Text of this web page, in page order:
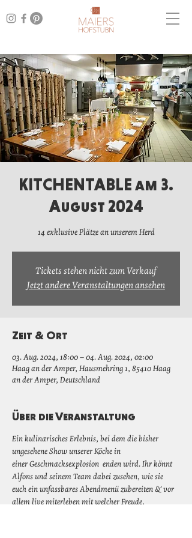
KITCHENTABLE am 3.
August 2024
14 exklusive Plätze an unserem Herd
Tickets stehen nicht zum Verkauf
Jetzt andere Veranstaltungen ansehen
Zeit & Ort
03. Aug. 2024, 18:00 – 04. Aug. 2024, 02:00
Haag an der Amper, Hausmehring 1, 85410 Haag
an der Amper, Deutschland
Über die Veranstaltung
Ein kulinarisches Erlebnis, bei dem die bisher
ungesehene Show unserer Köche in
einer Geschmacksexplosion  enden wird. Ihr könnt
Alfons und seinem Team dabei zusehen, wie sie
euch ein unfassbares Abendmenü zubereiten & vor
allem live miterleben mit welcher Freude,